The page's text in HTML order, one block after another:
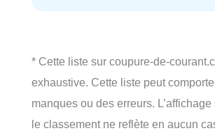
* Cette liste sur coupure-de-
exhaustive. Cette liste peut
manques ou des erreurs.
le classement ne reflète en aucun